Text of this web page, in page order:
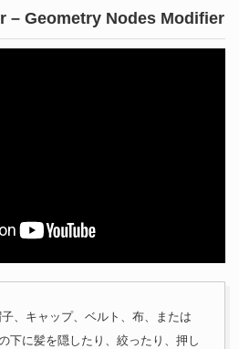
– Geometry Nodes Modifier
、キャップ、ベルト、布、または
下に髪を隠したり、絞ったり、押し